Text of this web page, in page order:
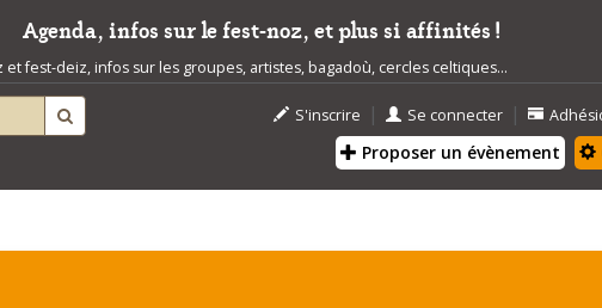
Agenda, infos sur le fest-noz, et plus si affinités !
fest-deiz, infos sur les groupes, artistes, bagadoù, cercles celtiques...
S'inscrire | Se connecter |
Proposer un évènement